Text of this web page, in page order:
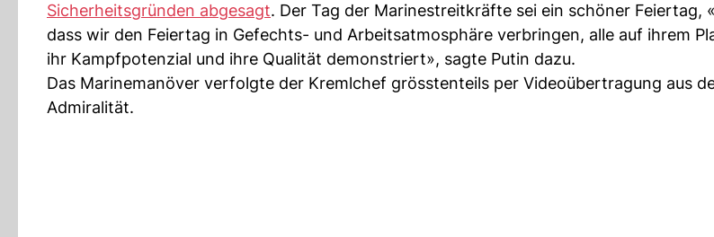
Sicherheitsgründen abgesagt. Der Tag der Marinestreitkräfte sei ein schöner Feiertag,
dass wir den Feiertag in Gefechts- und Arbeitsatmosphäre verbringen, alle auf ihrem
ihr Kampfpotenzial und ihre Qualität demonstriert», sagte Putin dazu.
Das Marinemanöver verfolgte der Kremlchef grösstenteils per Videoübertragung aus
Admiralität.